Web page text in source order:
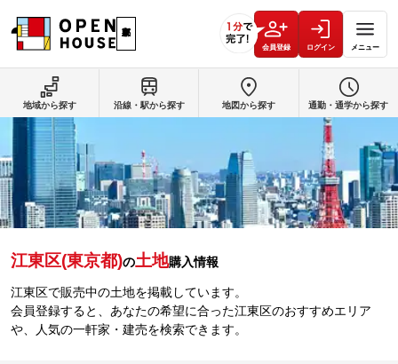
会員登録 ログイン メニュー
江東区(東京都)の土地購入情報
江東区で販売中の土地を掲載しています。
会員登録すると、あなたの希望に合った江東区のおすすめエリア
や、人気の一軒家・建売を検索できます。
地域から探す 沿線・駅から探す 地図から探す 通勤・通学から探す